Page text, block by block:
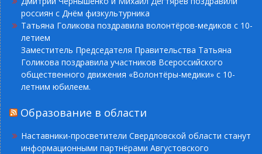
россиян с Днём физкультурника
Татьяна Голикова поздравила волонтёров-медиков с 10-
летием
Заместитель Председателя Правительства Татьяна
Голикова поздравила участников Всероссийского
общественного движения «Волонтёры-медики» с 10-
летним юбилеем.
Образование в области
Наставники-просветители Свердловской области станут
информационными партнёрами Августовского